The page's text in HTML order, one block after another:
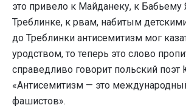
это привело к Майданеку, к Бабьему
Треблинке, к рвам, набитым
до Треблинки антисемитизм мог
уродством, то теперь это слово
справедливо говорит польский поэт
«Антисемитизм — это
фашистов».